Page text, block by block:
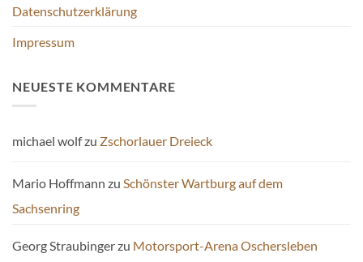
Datenschutzerklärung
Impressum
NEUESTE KOMMENTARE
michael wolfzu Zschorlauer Dreieck
Mario Hoffmann zu Schönster Wartburg auf dem
Sachsenring
Georg Straubingerzu Motorsport-Arena Oschersleben